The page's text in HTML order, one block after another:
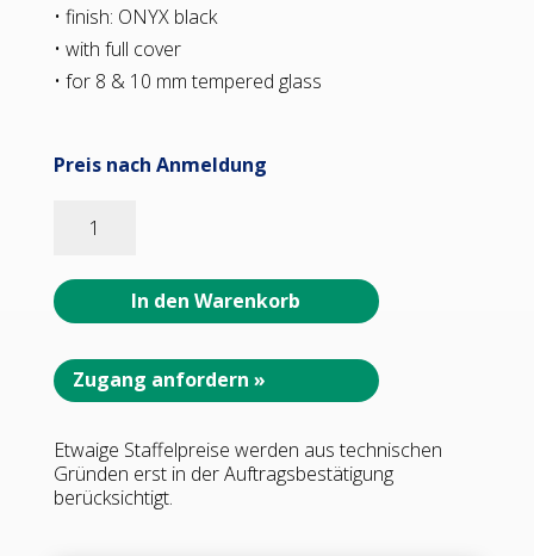
• finish: ONYX black
• with full cover
• for 8 & 10 mm tempered glass
Preis nach Anmeldung
MILANO
Längsverbinder
G-
180°,
Messing
•
In den Warenkorb
Zugang anfordern »
Etwaige Staffelpreise werden aus technischen
Gründen erst in der Auftragsbestätigung
berücksichtigt.